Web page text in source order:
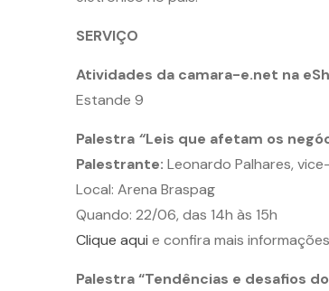
SERVIÇO
Atividades da camara-e.net na
Estande 9
Palestra “Leis que afetam os
Palestrante: Leonardo Palhares,
Local: Arena Braspag
Quando: 22/06, das 14h às 15h
Clique aqui e confira mais
Palestra “Tendências e desafios